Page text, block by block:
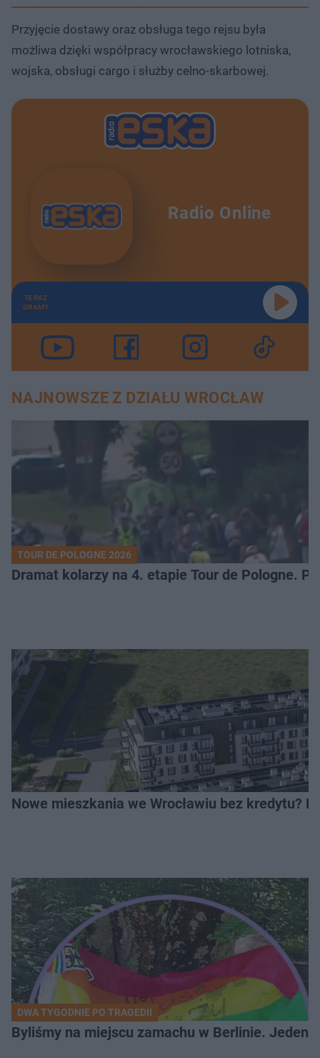
Przyjęcie dostawy oraz obsługa tego rejsu była
możliwa dzięki współpracy wrocławskiego lotniska,
wojska, obsługi cargo i służby celno-skarbowej.
Radio Online
TERAZ
GRAMY
NAJNOWSZE Z DZIAŁU WROCŁAW
TOUR DE POLOGNE 2026
Dramat kolarzy na 4. etapie Tour de Pologne.
Nowe mieszkania we Wrocławiu bez kredytu?
DWA TYGODNIE PO TRAGEDII
Byliśmy na miejscu zamachu w Berlinie. Jeden